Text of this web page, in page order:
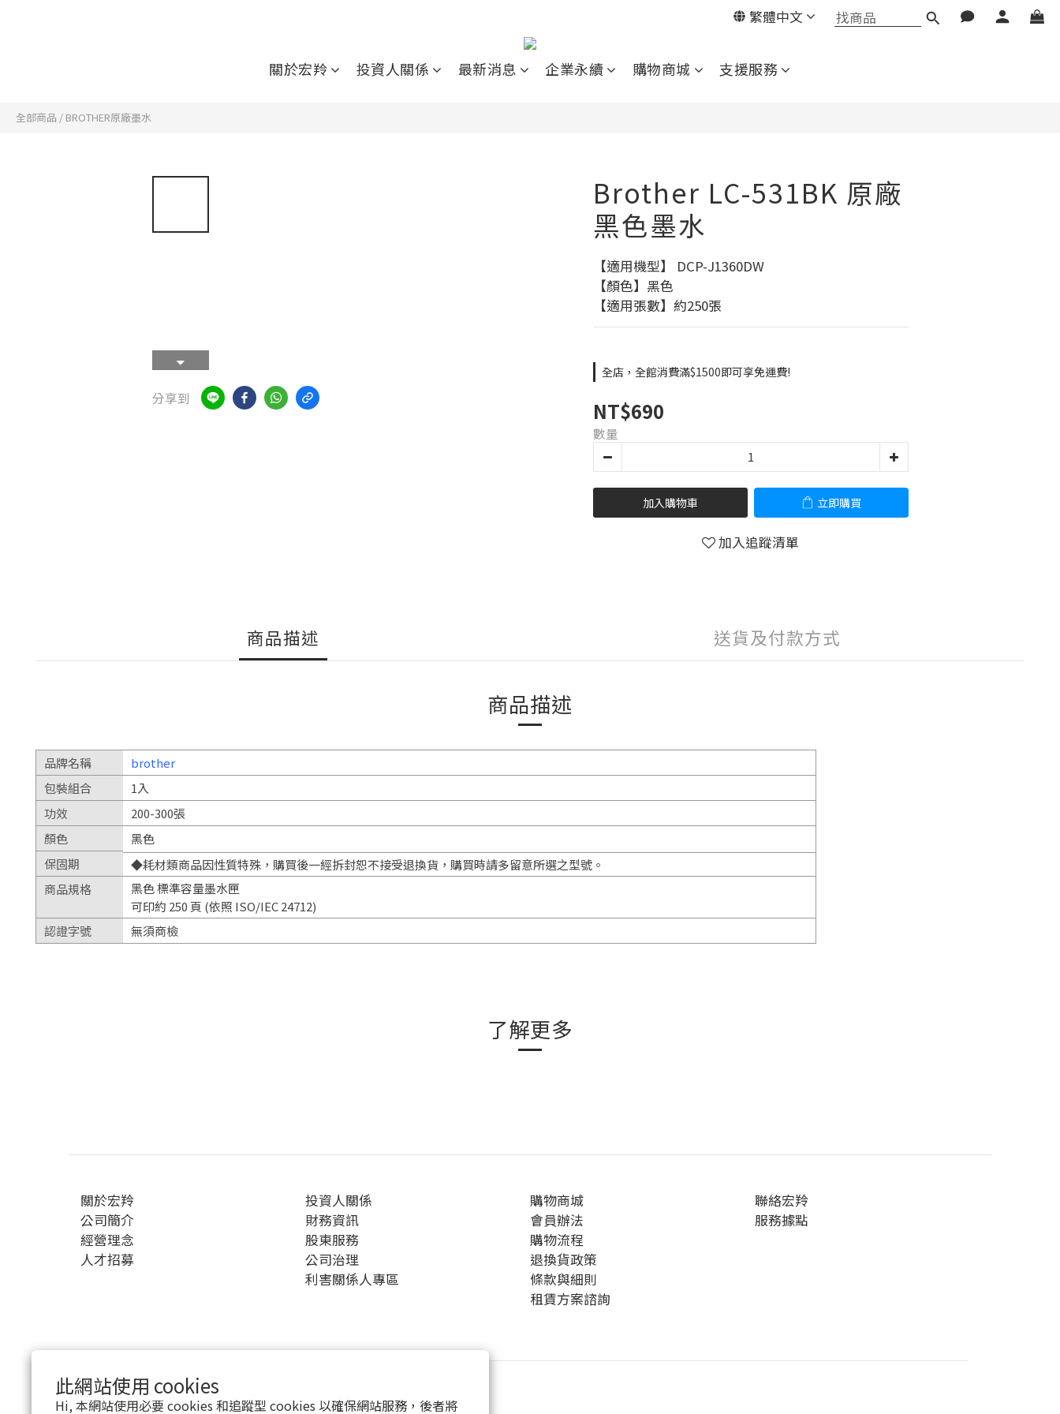
此網站使用 cookies
Hi, 本網站使用必要 cookies 和追蹤型 cookies 以確保網站服務，後者將
繁體中文
關於宏羚 投資人關係 最新消息 企業永續 購物商城 支援服務
全部商品 / BROTHER原廠墨水
分享到
Brother LC-531BK 原廠
黑色墨水
【適用機型】 DCP-J1360DW
【顏色】黑色
【適用張數】約250張
全店，全館消費滿$1500即可享免運費!
NT$690
數量
加入購物車 立即購買
加入追蹤清單
商品描述 送貨及付款方式
商品描述
品牌名稱
brother
包裝組合
1入
功效
200-300張
顏色
黑色
保固期
◆耗材類商品因性質特殊，購買後一經拆封恕不接受退換貨，購買時請多留意所選之型號。
商品規格
黑色 標準容量墨水匣
可印約 250 頁 (依照 ISO/IEC 24712)
認證字號
無須商檢
了解更多
立即購買
關於宏羚
公司簡介
經營理念
人才招募
投資人關係
財務資訊
股東服務
公司治理
利害關係人專區
購物商城
會員辦法
購物流程
退換貨政策
條款與細則
租賃方案諮詢
聯絡宏羚
服務據點
$TWD 繁體中文